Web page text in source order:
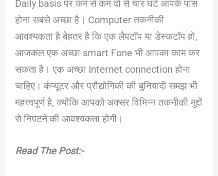
Daily basis पर कम से कम दो से चार घंटे आपके पास
होना सबसे अच्छा है। Computer तकनीकी
आवश्यकता है बेहतर है कि एक लैपटॉप या डेस्कटॉप हो,
आजकल एक अच्छा smart Fone भी आपका काम कर
सकता है। एक अच्छा Internet connection होना
चाहिए। कंप्यूटर और प्रौद्योगिकी की बुनियादी समझ भी
महत्त्वपूर्ण है, क्योंकि आपको अक्सर विभिन्न तकनीकी मुद्दों
से निपटने की आवश्यकता होगी।
Read The Post:-